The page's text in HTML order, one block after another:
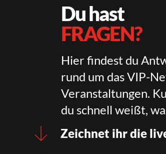
Du hast
FRAGEN?
Hier findest du
rund um das VIP-
Veranstaltungen.
du schnell weißt,
Zeichnet ihr die